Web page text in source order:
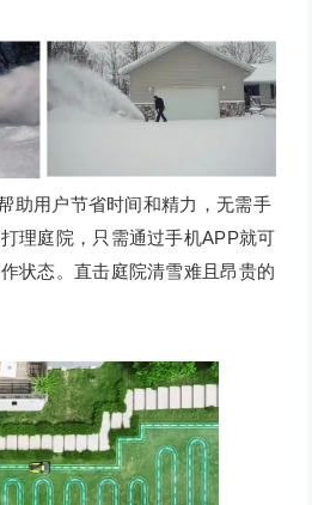
助用户节省时间和精力，无需手
理庭院，只需通过手机APP就可
状态。直击庭院清雪难且昂贵的